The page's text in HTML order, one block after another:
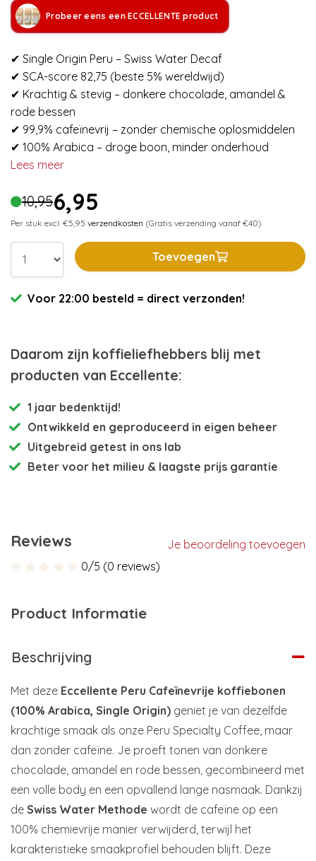
Probeer eens een ECCELLENTE product
✔ Single Origin Peru – Swiss Water Decaf
✔ SCA-score 82,75 (beste 5% wereldwijd)
✔ Krachtig & stevig – donkere chocolade, amandel &
rode bessen
✔ 99,9% cafeïnevrij – zonder chemische oplosmiddelen
✔ 100% Arabica – droge boon, minder onderhoud
Lees meer
10,956,95
Per stuk excl. €5,95 verzendkosten (Gratis verzending vanaf €40)
Toevoegen
Voor 22:00 besteld = direct verzonden!
Daarom zijn koffieliefhebbers blij met
producten van Eccellente:
1 jaar bedenktijd!
Ontwikkeld en geproduceerd in eigen beheer
Uitgebreid getest in ons lab
Beter voor het milieu & laagste prijs garantie
Reviews
Je beoordeling toevoegen
0/5 (0 reviews)
Product Informatie
Beschrijving
Met deze Eccellente Peru Cafeïnevrije koffiebonen
(100% Arabica, Single Origin) geniet je van dezelfde
krachtige smaak als onze Peru Specialty Coffee, maar
dan zonder cafeïne. Je proeft tonen van donkere
chocolade, amandel en rode bessen, gecombineerd met
een volle body en een opvallend lange nasmaak. Dankzij
de Swiss Water Methode wordt de cafeïne op een
100% chemievrije manier verwijderd, terwijl het
karakteristieke smaakprofiel behouden blijft. Deze